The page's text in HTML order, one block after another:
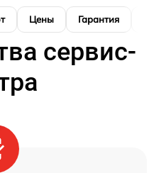
Цены Гарантия
сервис-